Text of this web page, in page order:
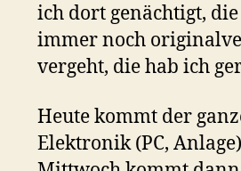
ich dort genächtigt,
immer noch
vergeht, die hab ich
Heute kommt der
Elektronik (PC,